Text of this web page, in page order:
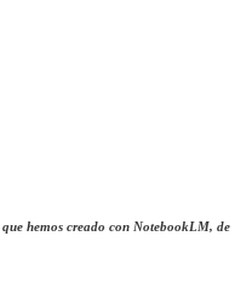
hemos creado con NotebookLM, de